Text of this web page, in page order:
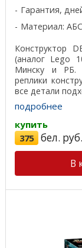
Гарантия,
Материал:
Конструктор
(аналог Lego
Минску и РБ.
реплики
все детали
подробнее
купить
375 бел. руб.
В